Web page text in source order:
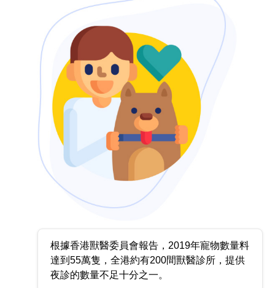
根據香港獸醫委員會報告，2019年寵物數量料
達到55萬隻，全港約有200間獸醫診所，提供
夜診的數量不足十分之一。